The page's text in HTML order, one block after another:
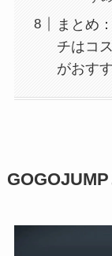
まとめ
チはコ
がおす